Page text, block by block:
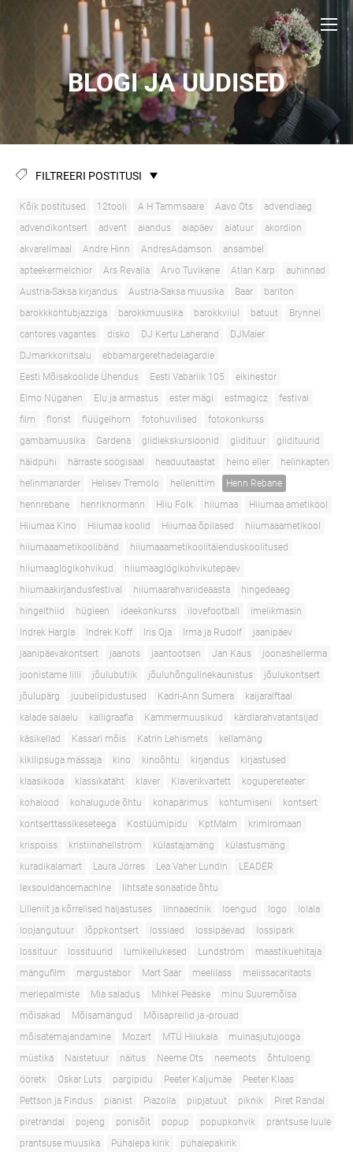
BLOGI JA UUDISED
FILTREERI POSTITUSI
Kõik postitused 12tooli A H Tammsaare Aavo Ots
advendiaeg
advendikontsert
advent aiandus aiapäev aiatuur
akordion
akvarellmaal
Andre Hinn AndresAdamson
ansambel
apteekermelchior
Ars Revalia Arvo Tuvikene Atlan Karp
auhinnad
Austria-Saksa kirjandus
Austria-Saksa muusika Baar
bariton
barokkkohtubjazziga
barokkmuusika barokkviiul batuut
Brynnel
cantores vagantes
disko DJ Kertu Laherand
DJMaier
DJmarkkoriitsalu
ebbamargerethadelagardie
Eesti Mõisakoolide Ühendus
Eesti Vabariik 105
eikinestor
Elmo Nüganen
Elu ja armastus ester mägi estmagicz
festival
film
florist flüügelhorn fotohuvilised
fotokonkurss
gambamuusika
Gardena giidiekskursioonid giidituur
giidituurid
häidpühi
härraste söögisaal headuutaastat heino eller
helinkapten
helinmariarder
Helisev Tremolo hellenittim
Henn Rebane
hennrebane
henriknormann Hiiu Folk hiiumaa
Hiiumaa ametikool
Hiiumaa Kino
Hiiumaa koolid Hiiumaa õpilased
hiiumaaametikool
hiiumaaametikoolibänd
hiiumaaametikoolitäienduskoolitused
hiiumaaglögikohvikud
hiiumaaglögikohvikutepäev
hiiumaakirjandusfestival
hiiumaarahvariideaasta
hingedeaeg
hingelthiid
hügieen ideekonkurss ilovefootball
imelikmasin
Indrek Hargla
Indrek Koff Iris Oja Irma ja Rudolf
jaanipäev
jaanipäevakontsert
jaanots jaantootsen Jan Kaus
joonashellerma
joonistame lilli
jõulubutiik jõuluhõngulinekaunistus
jõulukontsert
jõulupärg
juubelipidustused Kadri-Ann Sumera
kaijaralftaal
kalade salaelu
kalligraafia Kammermuusikud
kärdlarahvatantsijad
käsikellad
Kassari mõis Katrin Lehismets
kellamäng
kikilipsuga mässaja
kino kinoõhtu kirjandus
kirjastused
klaasikoda
klassikatäht klaver Klaverikvartett
kogupereteater
kohalood
kohalugude õhtu kohapärimus kohtumiseni
kontsert
kontserttassikeseteega
Kostüümipidu KptMalm
krimiromaan
krispoiss
kristiinahellström külastajamäng
külastusmäng
kuradikalamart
Laura Jörres Lea Vaher Lundin
LEADER
lexsouldancemachine
lihtsate sonaatide õhtu
Lilleniit ja kõrrelised haljastuses
linnaaednik loengud logo
lolala
loojangutuur
lõppkontsert lossiaed lossipäevad
lossipark
lossituur
lossituurid lumikellukesed Lundström
maastikuehitaja
mängufilm
margustabor Mart Saar meelilass
melissacaritaots
merlepalmiste
Mia saladus Mihkel Peäske
minu Suuremõisa
mõisakad
Mõisamängud
Mõisapreilid ja -prouad
mõisatemajandamine
Mozart MTÜ Hiiukala
muinasjutujooga
müstika
Naistetuur näitus Neeme Ots neemeots
õhtuloeng
ööretk
Oskar Luts pargipidu Peeter Kaljumäe
Peeter Klaas
Pettson ja Findus
pianist Piazolla piipjatuut piknik
Piret Randal
piretrandal
pojeng ponisõit popup popupkohvik
prantsuse luule
prantsuse muusika
Pühalepa kirik
pühalepakirik